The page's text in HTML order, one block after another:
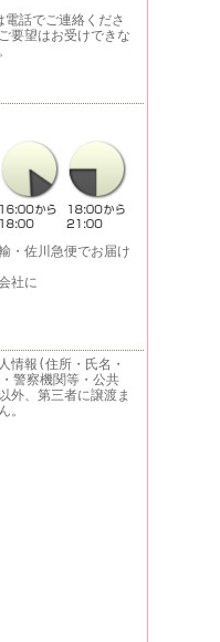
話でご連絡くださ
要望はお受けできな
・佐川急便でお届け
社に
情報(住所・氏名・
警察機関等・公共
外、第三者に譲渡ま
。